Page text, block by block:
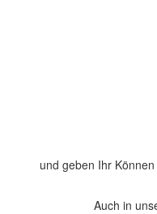
und geben Ihr
Auch in